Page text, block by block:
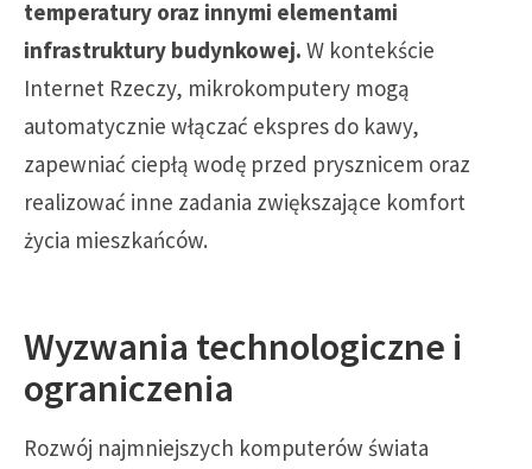
temperatury oraz innymi elementami
infrastruktury budynkowej. W kontekście
Internet Rzeczy, mikrokomputery mogą
automatycznie włączać ekspres do kawy,
zapewniać ciepłą wodę przed prysznicem oraz
realizować inne zadania zwiększające komfort
życia mieszkańców.
Wyzwania technologiczne i
ograniczenia
Rozwój najmniejszych komputerów świata